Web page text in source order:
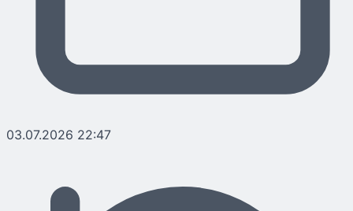
03.07.2026 22:47